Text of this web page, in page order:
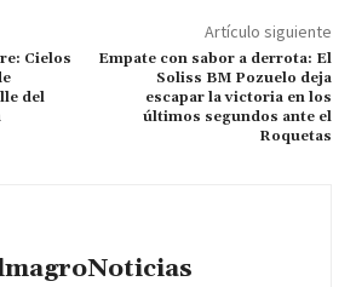
Cielos
del
Artículo siguiente
Empate con sabor a derrota: El
Soliss BM Pozuelo deja
escapar la victoria en los
últimos segundos ante el
Roquetas